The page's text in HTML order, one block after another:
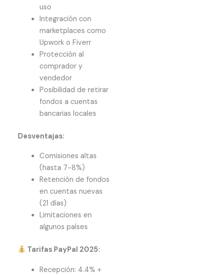
uso
Integración con
marketplaces como
Upwork o Fiverr
Protección al
comprador y
vendedor
Posibilidad de retirar
fondos a cuentas
bancarias locales
Desventajas:
Comisiones altas
(hasta 7-8%)
Retención de fondos
en cuentas nuevas
(21 días)
Limitaciones en
algunos países
Tarifas PayPal 2025:
Recepción: 4.4% +